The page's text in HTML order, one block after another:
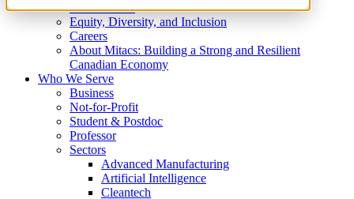
What We Do
Equity, Diversity, and Inclusion
Careers
About Mitacs: Building a Strong and Resilient
Canadian Economy
Who We Serve
Business
Not-for-Profit
Student & Postdoc
Professor
Sectors
Advanced Manufacturing
Artificial Intelligence
Cleantech